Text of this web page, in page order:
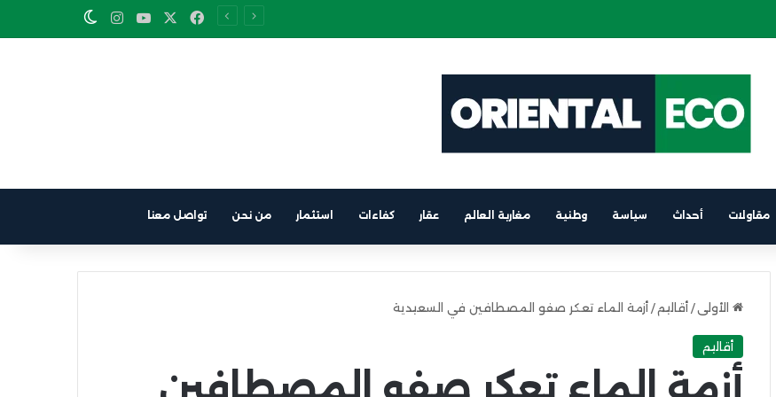
على متن باخرة الرابط بين برشلونة والناظور Facebook
YouTube
Instagram
Switch skin
مقاولات أحداث سياسة وطنية مغاربة العالم عقار كفاءات استثمار من نحن تواصل معنا
الأولى / أقاليم / أزمة الماء تعكر صفو المصطافين في السعيدية
أقاليم
أزمة الماء تعكر صفو المصطافين